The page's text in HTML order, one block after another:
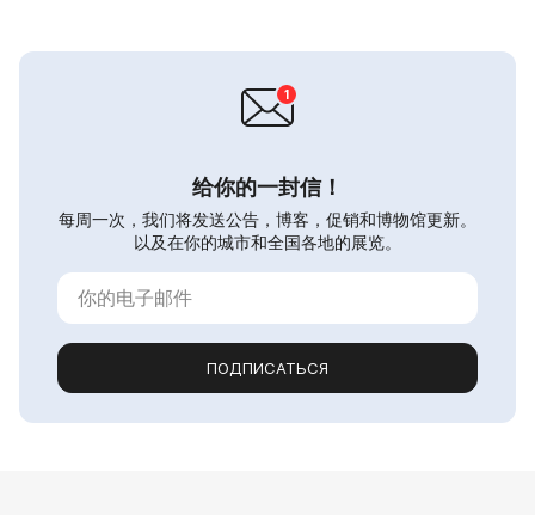
给你的一封信！
每周一次，我们将发送公告，博客，促销和博物馆更新。
以及在你的城市和全国各地的展览。
ПОДПИСАТЬСЯ